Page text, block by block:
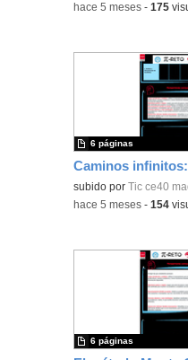
-hace 5 meses -175
subido por Tic ce40
6 páginas
-hace 5 meses -154
6 páginas